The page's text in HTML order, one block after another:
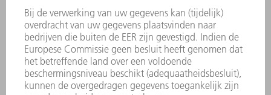
Dankzij de hoge belastbaarheid ook
geschikt voor dikkere platen.
Voor hoge nesting gebruikt u het
gereedschap met grote werkhoogte.